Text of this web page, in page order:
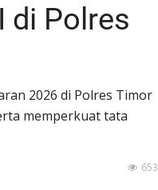
di Polres
2026 di Polres Timor
memperkuat tata
653